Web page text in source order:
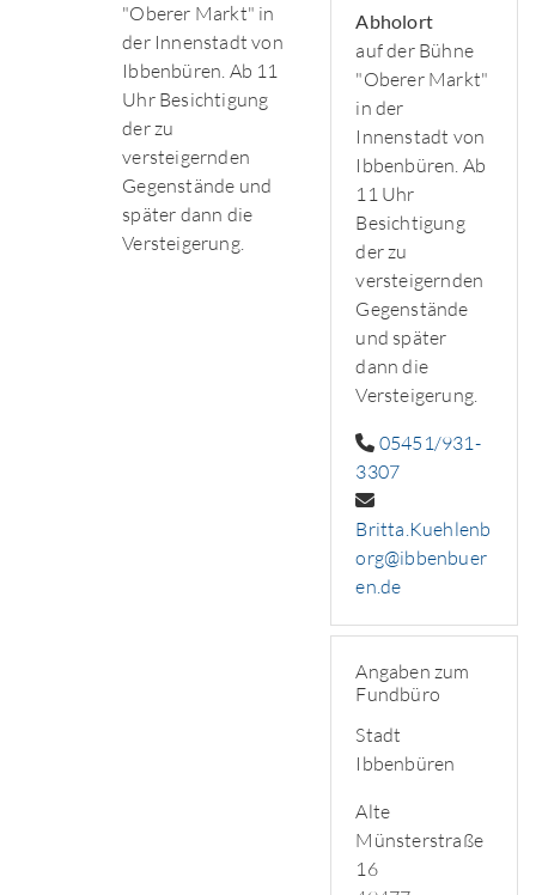
"Oberer Markt" in
der Innenstadt von
Ibbenbüren. Ab 11
Uhr Besichtigung
der zu
versteigernden
Gegenstände und
später dann die
Versteigerung.
Abholort
auf der Bühne
"Oberer Markt"
in der
Innenstadt von
Ibbenbüren. Ab
11 Uhr
Besichtigung
der zu
versteigernden
Gegenstände
und später
dann die
Versteigerung.
05451/931-
3307
Britta.Kuehlenb
org@ibbenbuer
en.de
Angaben zum
Fundbüro
Stadt
Ibbenbüren
Alte
Münsterstraße
16